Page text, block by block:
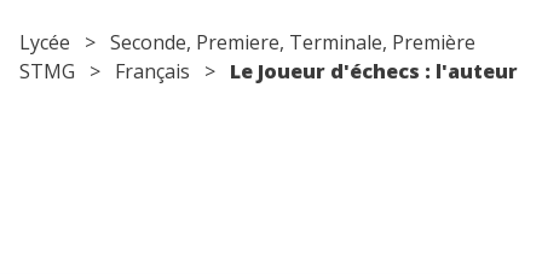
Lycée > Seconde, Premiere, Terminale, Première
STMG > Français > Le Joueur d'échecs : l'auteur